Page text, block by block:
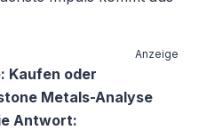
Anzeige
Kaufen oder
Metals-Analyse
Antwort: